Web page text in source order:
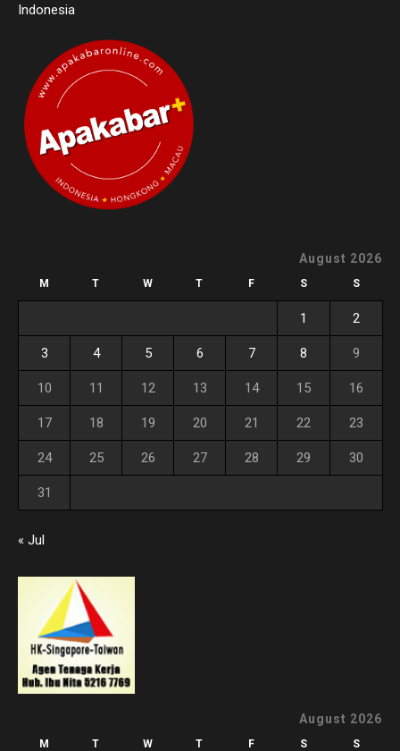
Indonesia
August 2026
M T W T F S S
1 2
3 4 5 6 7 8 9
10 11 12 13 14 15 16
17 18 19 20 21 22 23
24 25 26 27 28 29 30
31
« Jul
August 2026
M T W T F S S